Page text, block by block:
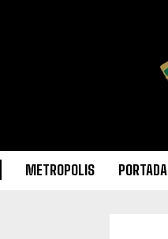
METROPOLIS PORTADA